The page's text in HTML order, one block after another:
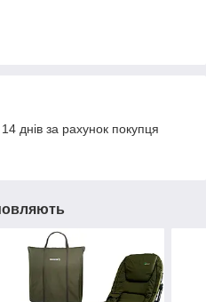
днів за рахунок покупця